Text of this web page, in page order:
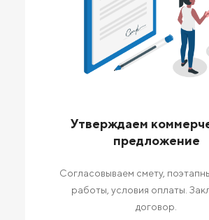
Утверждаем
предложение
Согласовываем смету,
работы, условия оплаты.
договор.